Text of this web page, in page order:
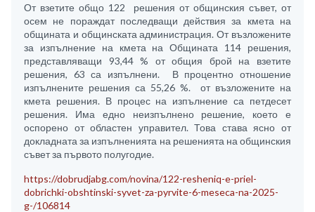
От взетите общо 122 решения от общинския съвет, от
осем не пораждат последващи действия за кмета на
общината и общинската администрация. От възложените
за изпълнение на кмета на Общината 114 решения,
представляващи 93,44 % от общия брой на взетите
решения, 63 са изпълнени. В процентно отношение
изпълнените решения са 55,26 %. от възложените на
кмета решения. В процес на изпълнение са петдесет
решения. Има едно неизпълнено решение, което е
оспорено от областен управител. Това става ясно от
докладната за изпълненията на решенията на общинския
съвет за първото полугодие.
https://dobrudjabg.com/novina/122-resheniq-e-priel-
dobrichki-obshtinski-syvet-za-pyrvite-6-meseca-na-2025-
g-/106814